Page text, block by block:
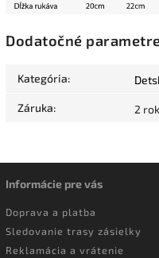
Dodatočné
Kategória:
Záruka: 2
Informácie pre vás
Doprava a platba
Sledovanie trasy zásielky
Reklamácia a vrátenie